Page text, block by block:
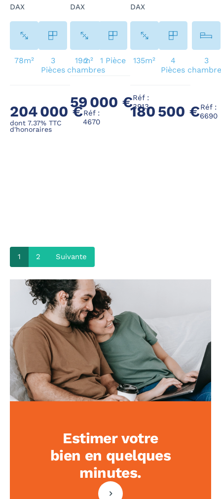
DAX
78m²
3
Pièces
2
chambres
204 000 €
dont 7.37% TTC
d'honoraires
Réf :
4670
DAX
19m² 1 Pièce
59 000 €Réf :
3913
DAX
135m²
4
Pièces
3
180 500 €Réf :
6690
1 2 Suivante
Estimer votre
bien en quelques
minutes.